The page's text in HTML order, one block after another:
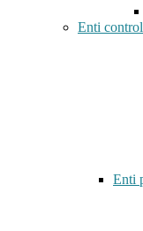
Enti
Enti